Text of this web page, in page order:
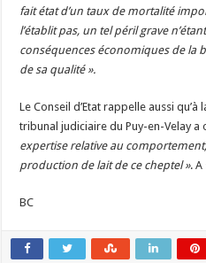
fait état d’un taux de mortalité
l’établit pas, un tel péril grave
conséquences économiques de la
de sa qualité ».
Le Conseil d’Etat rappelle aussi
tribunal judiciaire du Puy-en-Velay a
expertise relative au
production de lait de ce cheptel ». A
BC